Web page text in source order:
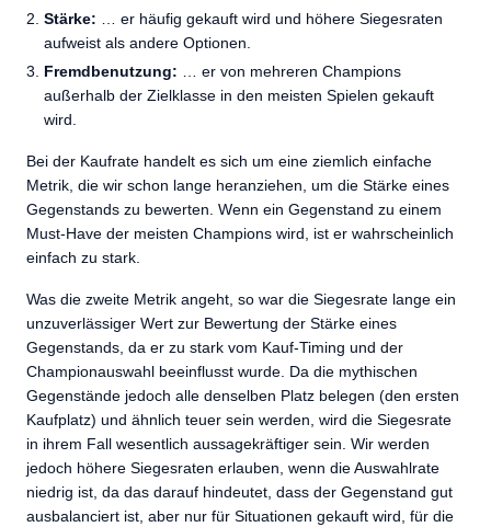
Stärke: … er häufig gekauft wird und höhere Siegesraten
aufweist als andere Optionen.
Fremdbenutzung: … er von mehreren Champions
außerhalb der Zielklasse in den meisten Spielen gekauft
wird.
Bei der Kaufrate handelt es sich um eine ziemlich einfache
Metrik, die wir schon lange heranziehen, um die Stärke eines
Gegenstands zu bewerten. Wenn ein Gegenstand zu einem
Must-Have der meisten Champions wird, ist er wahrscheinlich
einfach zu stark.
Was die zweite Metrik angeht, so war die Siegesrate lange ein
unzuverlässiger Wert zur Bewertung der Stärke eines
Gegenstands, da er zu stark vom Kauf-Timing und der
Championauswahl beeinflusst wurde. Da die mythischen
Gegenstände jedoch alle denselben Platz belegen (den ersten
Kaufplatz) und ähnlich teuer sein werden, wird die Siegesrate
in ihrem Fall wesentlich aussagekräftiger sein. Wir werden
jedoch höhere Siegesraten erlauben, wenn die Auswahlrate
niedrig ist, da das darauf hindeutet, dass der Gegenstand gut
ausbalanciert ist, aber nur für Situationen gekauft wird, für die